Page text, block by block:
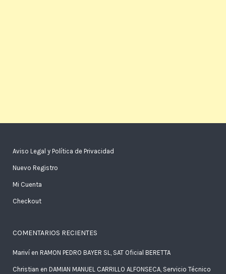
Aviso Legal y Política de Privacidad
Nuevo Registro
Mi Cuenta
Checkout
COMENTARIOS RECIENTES
Mariví en RAMON PEDRO BAYER SL, SAT Oficial BERETTA
Christian en DAMIAN MANUEL CARRILLO ALFONSECA, Servicio Técnico